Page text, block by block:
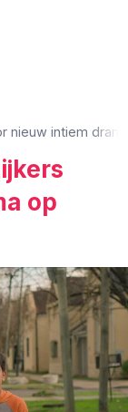
nieuw intiem
op